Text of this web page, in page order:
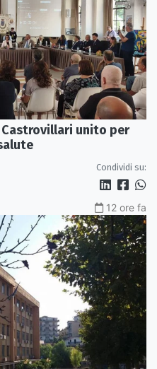
unito per
Condividi su:
12 ore fa